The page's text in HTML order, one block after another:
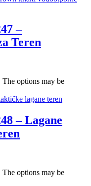
–
Teren
options may be
– Lagane
options may be